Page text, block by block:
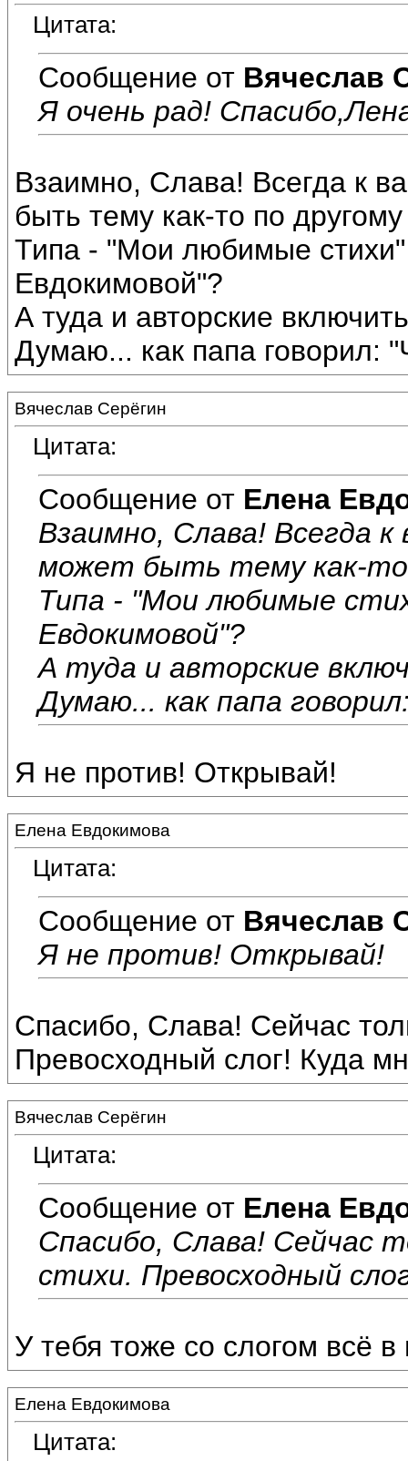
Цитата:
Сообщение от Вячеслав
Я очень рад!
Взаимно, Слава! Всегда к
быть тему как-то по
Типа - "Мои любимые
Евдокимовой"?
А туда и авторские
Думаю... как папа говорил:
Вячеслав Серёгин
Цитата:
Сообщение от Елена
Взаимно, Слава! Всегда
может быть тему как-то
Типа - "Мои любимые
Евдокимовой"?
А туда и авторские
Думаю... как папа
Я не против! Открывай!
Елена Евдокимова
Цитата:
Сообщение от Вячеслав
Я не против! Открывай!
Спасибо, Слава! Сейчас
Превосходный слог! Куда
Вячеслав Серёгин
Цитата:
Сообщение от Елена
Спасибо, Слава! Сейчас
стихи. Превосходный
У тебя тоже со слогом всё в
Елена Евдокимова
Цитата: